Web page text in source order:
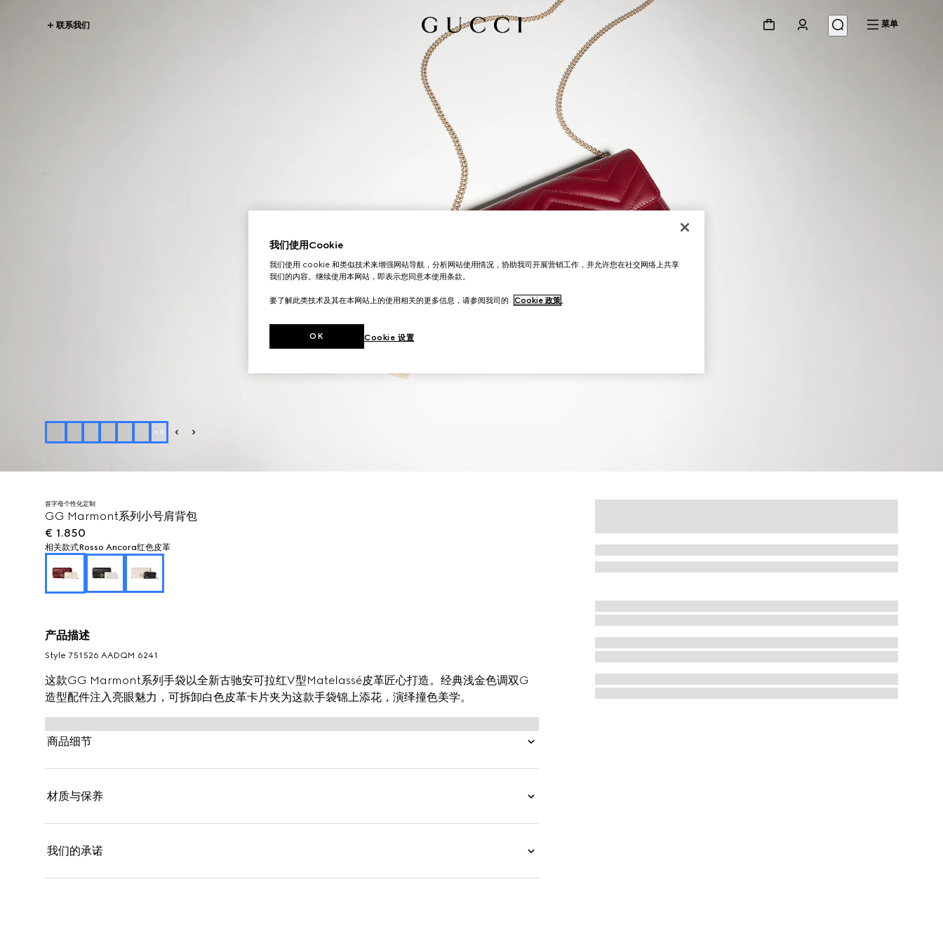
联系我们 菜单
+ 3
首字母个性化定制
GG Marmont系列小号肩背包
€ 1.850
相关款式Rosso Ancora红色皮革
产品描述
Style ‎751526 AADQM 6241
这款GG Marmont系列手袋以全新古驰安可拉红V型Matelassé皮革匠心打造。经典浅金色调双G
造型配件注入亮眼魅力，可拆卸白色皮革卡片夹为这款手袋锦上添花，演绎撞色美学。
商品细节
材质与保养
我们的承诺
我们使用Cookie
我们使用 cookie 和类似技术来增强网站导航，分析网站使用情况，协助我司开展营销工作，并允许您在社交网络上共享
我们的内容。继续使用本网站，即表示您同意本使用条款。
要了解此类技术及其在本网站上的使用相关的更多信息，请参阅我司的 Cookie 政策。
Cookie 设置
OK